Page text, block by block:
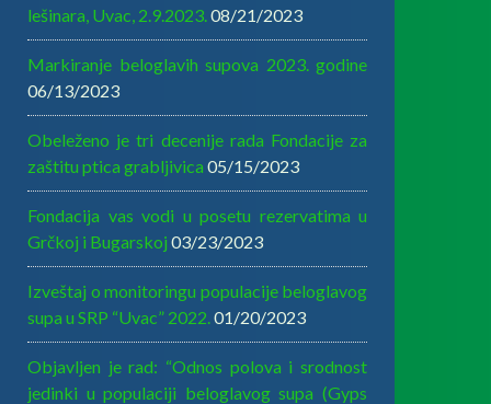
lešinara, Uvac, 2.9.2023. 08/21/2023
Markiranje beloglavih supova 2023. godine
06/13/2023
Obeleženo je tri decenije rada Fondacije za
zaštitu ptica grabljivica 05/15/2023
Fondacija vas vodi u posetu rezervatima u
Grčkoj i Bugarskoj 03/23/2023
Izveštaj o monitoringu populacije beloglavog
supa u SRP “Uvac” 2022. 01/20/2023
Objavljen je rad: “Odnos polova i srodnost
jedinki u populaciji beloglavog supa (Gyps